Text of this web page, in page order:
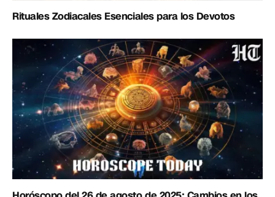
Rituales Zodiacales Esenciales para los Devotos